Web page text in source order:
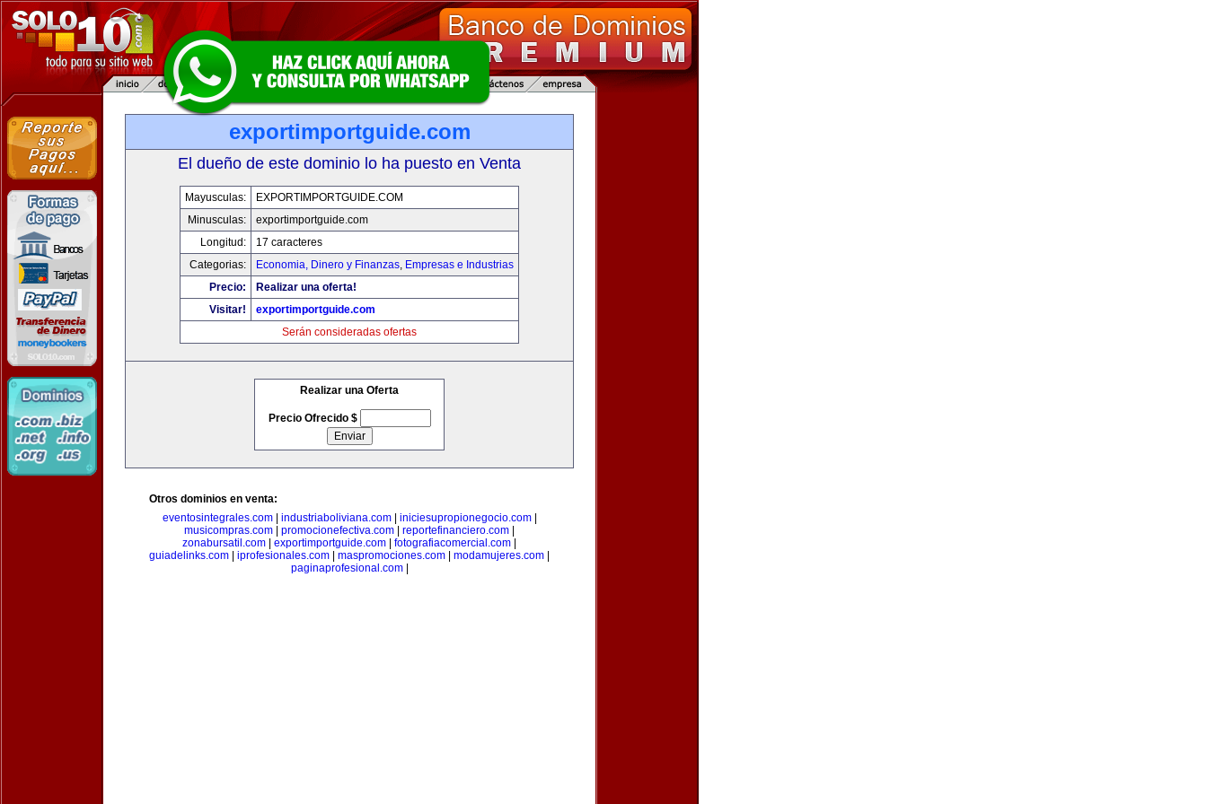
exportimportguide.com
El dueño de este dominio lo ha puesto en Venta
Mayusculas:
EXPORTIMPORTGUIDE.COM
Minusculas:
exportimportguide.com
Longitud:
17 caracteres
Categorias:
Economia, Dinero y Finanzas, Empresas e Industrias
Precio:
Realizar una oferta!
Visitar!
exportimportguide.com
Serán consideradas ofertas
Realizar una Oferta
Precio Ofrecido $
Otros dominios en venta:
eventosintegrales.com| industriaboliviana.com| iniciesupropionegocio.com|
musicompras.com
promocionefectiva.com reportefinanciero.com
zonabursatil.com
exportimportguide.com fotografiacomercial.com
guiadelinks.com
iprofesionales.com maspromociones.com modamujeres.com
paginaprofesional.com|